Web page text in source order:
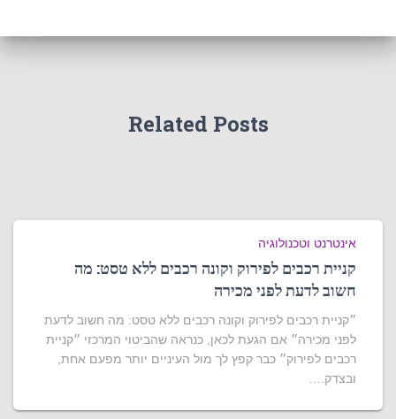
Related Posts
אינטרנט וטכנולוגיה
קניית רכבים לפירוק וקונה רכבים ללא טסט: מה
חשוב לדעת לפני מכירה
״קניית רכבים לפירוק וקונה רכבים ללא טסט: מה חשוב לדעת
לפני מכירה״ אם הגעת לכאן, כנראה שהביטוי המרכזי ״קניית
רכבים לפירוק״ כבר קפץ לך מול העיניים יותר מפעם אחת,
ובצדק.…